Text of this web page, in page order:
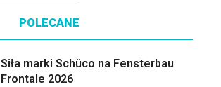
POLECANE
Siła marki Schüco na Fensterbau
Frontale 2026